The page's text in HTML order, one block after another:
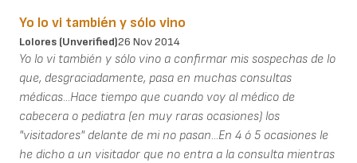
Yo lo vi también y sólo vino
Lolores (unverified)26 Nov 2014
Yo lo vi también y sólo vino a confirmar mis sospechas de lo
que, desgraciadamente, pasa en muchas consultas
médicas...Hace tiempo que cuando voy al médico de
cabecera o pediatra (en muy raras ocasiones) los
"visitadores" delante de mi no pasan...En 4 ó 5 ocasiones le
he dicho a un visitador que no entra a la consulta mientras